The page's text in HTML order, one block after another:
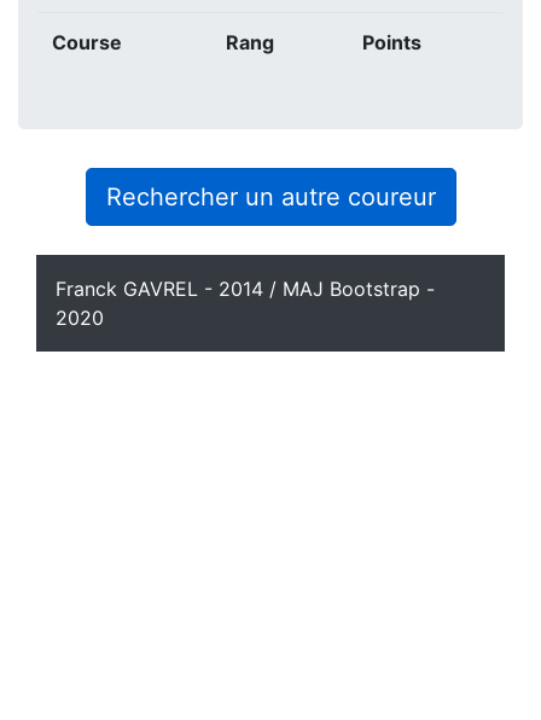
Course Rang Points
Rechercher un autre coureur
Franck GAVREL - 2014 / MAJ Bootstrap -
2020